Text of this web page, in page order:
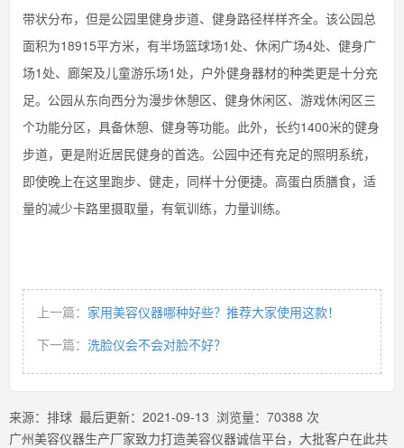
带状分布，但是公园里健身步道、健身路径样样齐全。该公园总
面积为18915平方米，有半场篮球场1处、休闲广场4处、健身广
场1处、廊架及儿童游乐场1处，户外健身器材的种类更是十分充
足。公园从东向西分为漫步休憩区、健身休闲区、游戏休闲区三
个功能分区，具备休憩、健身等功能。此外，长约1400米的健身
步道，更是附近居民健身的首选。公园中还有充足的照明系统，
即使晚上在这里跑步、健走，同样十分便捷。高蛋白质膳食，适
量的减少卡路里摄取量，有氧训练，力量训练。
上一篇： 家用美容仪器哪种好些？推荐大家使用这款！
下一篇： 洗脸仪会不会对脸不好？
来源： 排球 最后更新： 2021-09-13 浏览量： 70388 次
广州美容仪器生产厂家致力打造美容仪器诚信平台，大批客户在此共